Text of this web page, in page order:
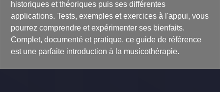
historiques et théoriques puis ses différentes
applications. Tests, exemples et exercices à l'appui, vous
pourrez comprendre et expérimenter ses bienfaits.
Complet, documenté et pratique, ce guide de référence
est une parfaite introduction à la musicothérapie.